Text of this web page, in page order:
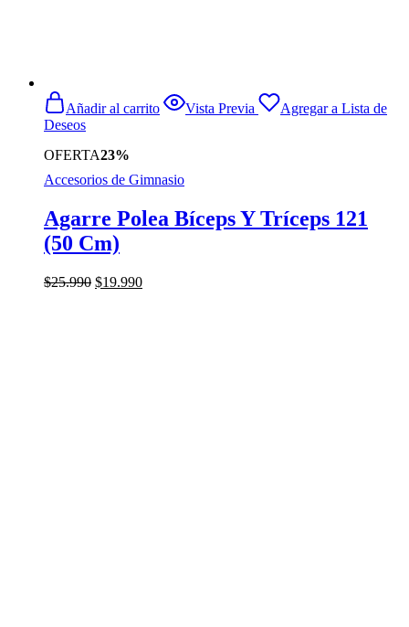
OFERTA23%
Añadir al carrito Vista Previa
Agregar a Lista de
Deseos
Accesorios de Gimnasio
Agarre Polea Bíceps Y Tríceps 121
(50 Cm)
$25.990 El
$19.990El